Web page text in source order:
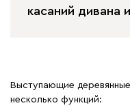
касаний дивана
Выступающие
несколько функций: